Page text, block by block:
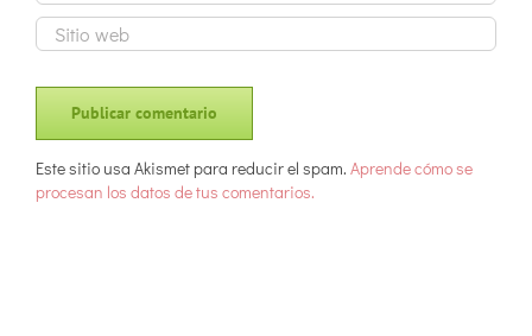
Este sitio usa Akismet para reducir el spam. Aprende cómo se
procesan los datos de tus comentarios.